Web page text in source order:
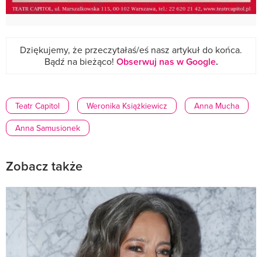
Dziękujemy, że przeczytałaś/eś nasz artykuł do końca.
Bądź na bieżąco! Obserwuj nas w Google.
Teatr Capitol Weronika Książkiewicz
Anna Mucha
Anna Samusionek
Zobacz także